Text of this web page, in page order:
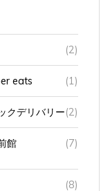
(2)
eats (1)
クデリバリー(2)
館 (7)
(8)